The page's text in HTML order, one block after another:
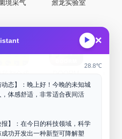
▶ ×
28.8℃
动态】：晚上好！今晚的未知城
体感舒适，非常适合夜间活
报】：在今日的科技领域，科学
功开发出一种新型可降解塑
境采气 鼐龙实验室
Space